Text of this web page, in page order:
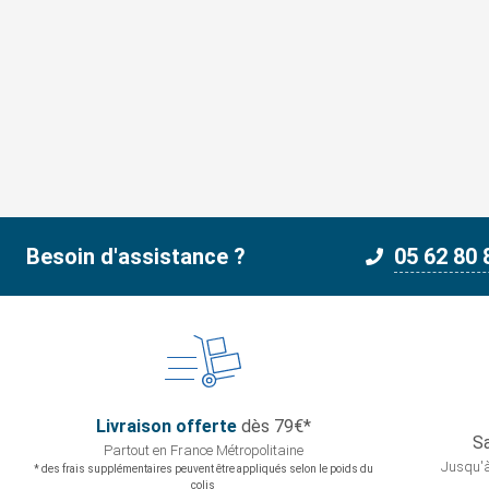
Besoin d'assistance ? 05 62 80
Livraison offertedès 79€*
Partout en France Métropolitaine
* des frais supplémentaires peuvent être appliqués selon le poids du
colis